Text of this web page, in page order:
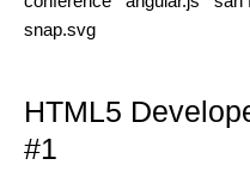
snap.svg
HTML5
#1